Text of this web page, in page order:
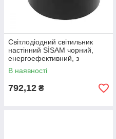
Світлодіодний світильник
настінний SİSAM чорний,
енергоефективний, з
колірною температурою
4200K
В наявності
792,12 ₴